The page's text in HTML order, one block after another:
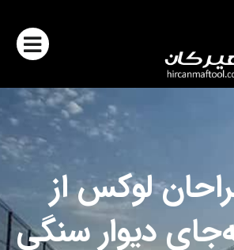
لوکس از
دیوار سنگی